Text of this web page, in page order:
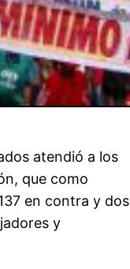
atendió a los
que como
en contra y dos
y